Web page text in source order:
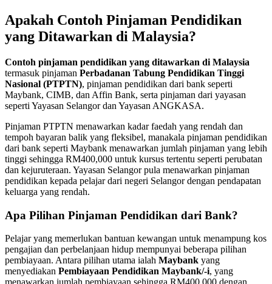
Apakah Contoh Pinjaman Pendidikan
yang Ditawarkan di Malaysia?
Contoh pinjaman pendidikan yang ditawarkan di Malaysia
termasuk pinjaman Perbadanan Tabung Pendidikan Tinggi
Nasional (PTPTN), pinjaman pendidikan dari bank seperti
Maybank, CIMB, dan Affin Bank, serta pinjaman dari yayasan
seperti Yayasan Selangor dan Yayasan ANGKASA.
Pinjaman PTPTN menawarkan kadar faedah yang rendah dan
tempoh bayaran balik yang fleksibel, manakala pinjaman pendidikan
dari bank seperti Maybank menawarkan jumlah pinjaman yang lebih
tinggi sehingga RM400,000 untuk kursus tertentu seperti perubatan
dan kejuruteraan. Yayasan Selangor pula menawarkan pinjaman
pendidikan kepada pelajar dari negeri Selangor dengan pendapatan
keluarga yang rendah.
Apa Pilihan Pinjaman Pendidikan dari Bank?
​Pelajar yang memerlukan bantuan kewangan untuk menampung kos
pengajian dan perbelanjaan hidup mempunyai beberapa pilihan
pembiayaan. Antara pilihan utama ialah Maybank yang
menyediakan Pembiayaan Pendidikan Maybank/-i, yang